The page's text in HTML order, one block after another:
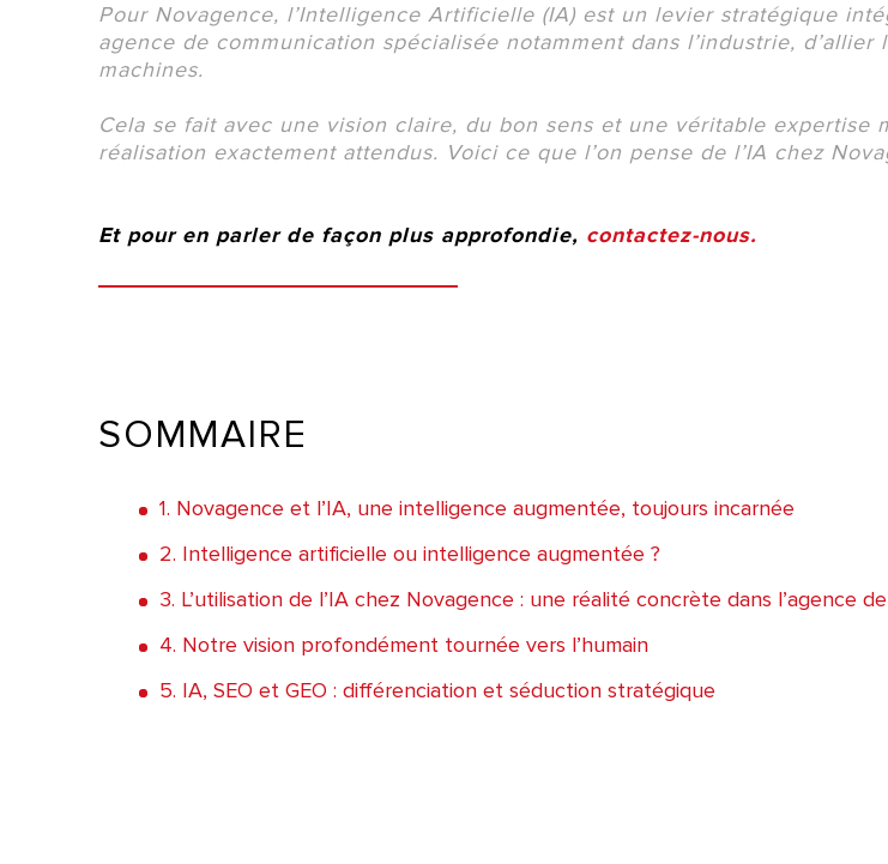
Pour Novagence, l’Intelligence Artificielle (IA) est un levier stratégique
agence de communication spécialisée notamment dans l’industrie,
machines.
Cela se fait avec une vision claire, du bon sens et une véritable
réalisation exactement attendus. Voici ce que l’on pense de l’IA chez
Et pour en parler de façon plus approfondie, contactez-nous.
SOMMAIRE
1. Novagence et l’IA, une intelligence augmentée, toujours incarnée
2. Intelligence artificielle ou intelligence augmentée ?
3. L’utilisation de l’IA chez Novagence : une réalité concrète dans l’agence
4. Notre vision profondément tournée vers l’humain
5. IA, SEO et GEO : différenciation et séduction stratégique